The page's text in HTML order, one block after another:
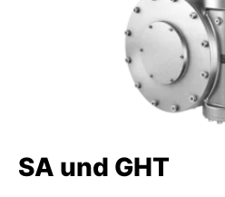
SA und GHT